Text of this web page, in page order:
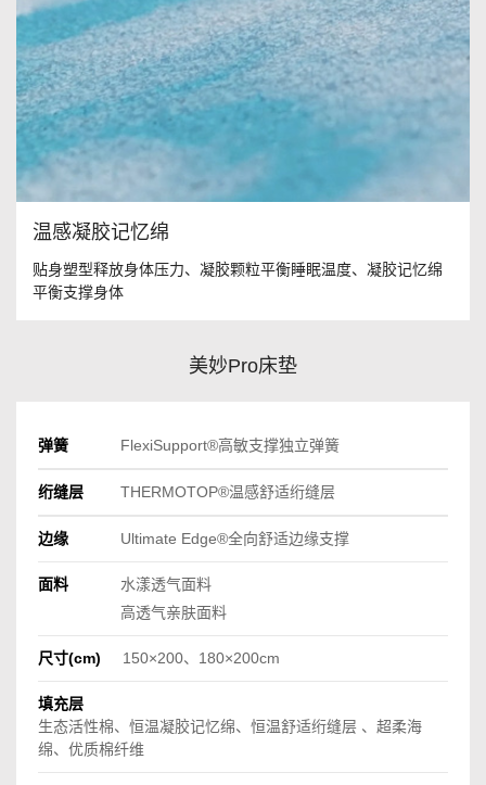
温感凝胶记忆绵
贴身塑型释放身体压力、凝胶颗粒平衡睡眠温度、凝胶记忆绵
平衡支撑身体
美妙Pro床垫
弹簧 FlexiSupport®高敏支撑独立弹簧
绗缝层 THERMOTOP®温感舒适绗缝层
边缘 Ultimate Edge®全向舒适边缘支撑
面料
水漾透气面料
高透气亲肤面料
尺寸(cm) 150×200、180×200cm
填充层
生态活性棉、恒温凝胶记忆绵、恒温舒适绗缝层 、超柔海
绵、优质棉纤维